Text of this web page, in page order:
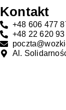
Kontakt
+48 606 477
+48 22 620
Al.